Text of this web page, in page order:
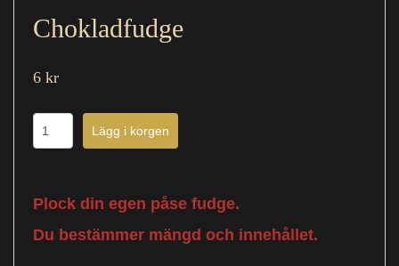
Chokladfudge
6 kr
Plock din egen påse fudge.
Du bestämmer mängd och innehållet.